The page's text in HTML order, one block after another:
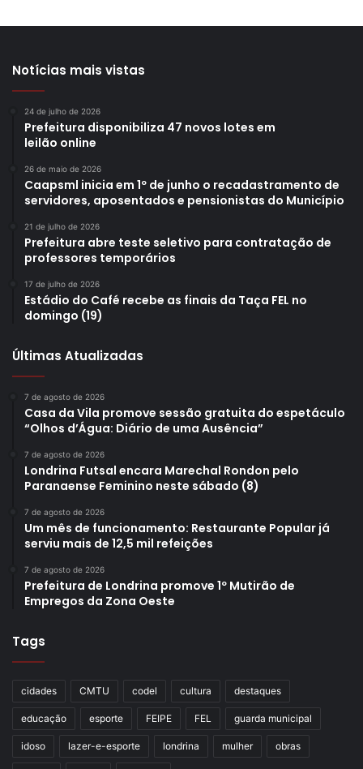
Notícias mais vistas
24 de julho de 2026
Prefeitura disponibiliza 47 novos lotes em
leilão online
26 de maio de 2026
Caapsml inicia em 1º de junho o recadastramento de
servidores, aposentados e pensionistas do Município
21 de julho de 2026
Prefeitura abre teste seletivo para contratação de
professores temporários
17 de julho de 2026
Estádio do Café recebe as finais da Taça FEL no
domingo (19)
Últimas Atualizadas
7 de agosto de 2026
Casa da Vila promove sessão gratuita do espetáculo
“Olhos d’Água: Diário de uma Ausência”
7 de agosto de 2026
Londrina Futsal encara Marechal Rondon pelo
Paranaense Feminino neste sábado (8)
7 de agosto de 2026
Um mês de funcionamento: Restaurante Popular já
serviu mais de 12,5 mil refeições
7 de agosto de 2026
Prefeitura de Londrina promove 1º Mutirão de
Empregos da Zona Oeste
Tags
cidades CMTU codel cultura destaques
educação esporte FEIPE FEL guarda municipal
idoso lazer-e-esporte londrina mulher obras